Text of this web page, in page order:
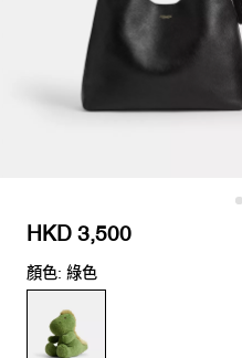
HKD 3,500
顏色: 綠色